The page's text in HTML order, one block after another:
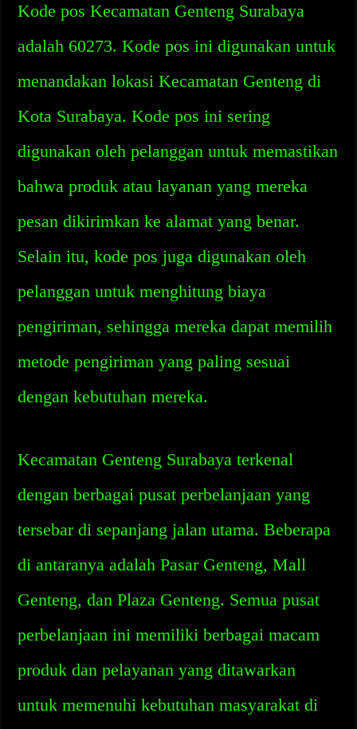
Kode pos Kecamatan Genteng Surabaya
adalah 60273. Kode pos ini digunakan untuk
menandakan lokasi Kecamatan Genteng di
Kota Surabaya. Kode pos ini sering
digunakan oleh pelanggan untuk memastikan
bahwa produk atau layanan yang mereka
pesan dikirimkan ke alamat yang benar.
Selain itu, kode pos juga digunakan oleh
pelanggan untuk menghitung biaya
pengiriman, sehingga mereka dapat memilih
metode pengiriman yang paling sesuai
dengan kebutuhan mereka.
Kecamatan Genteng Surabaya terkenal
dengan berbagai pusat perbelanjaan yang
tersebar di sepanjang jalan utama. Beberapa
di antaranya adalah Pasar Genteng, Mall
Genteng, dan Plaza Genteng. Semua pusat
perbelanjaan ini memiliki berbagai macam
produk dan pelayanan yang ditawarkan
untuk memenuhi kebutuhan masyarakat di